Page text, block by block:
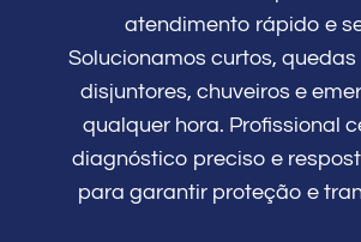
atendimento rápido e
Solucionamos curtos, quedas
disjuntores, chuveiros e
qualquer hora. Profissional
diagnóstico preciso e
para garantir proteção e